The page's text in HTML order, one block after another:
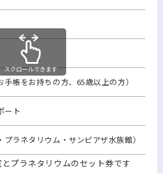
帳をお持ちの方、65歳以上の方）
ート
ラネタリウム・サンピアザ水族館）
スクロールできます
プラネタリウムのセット券です